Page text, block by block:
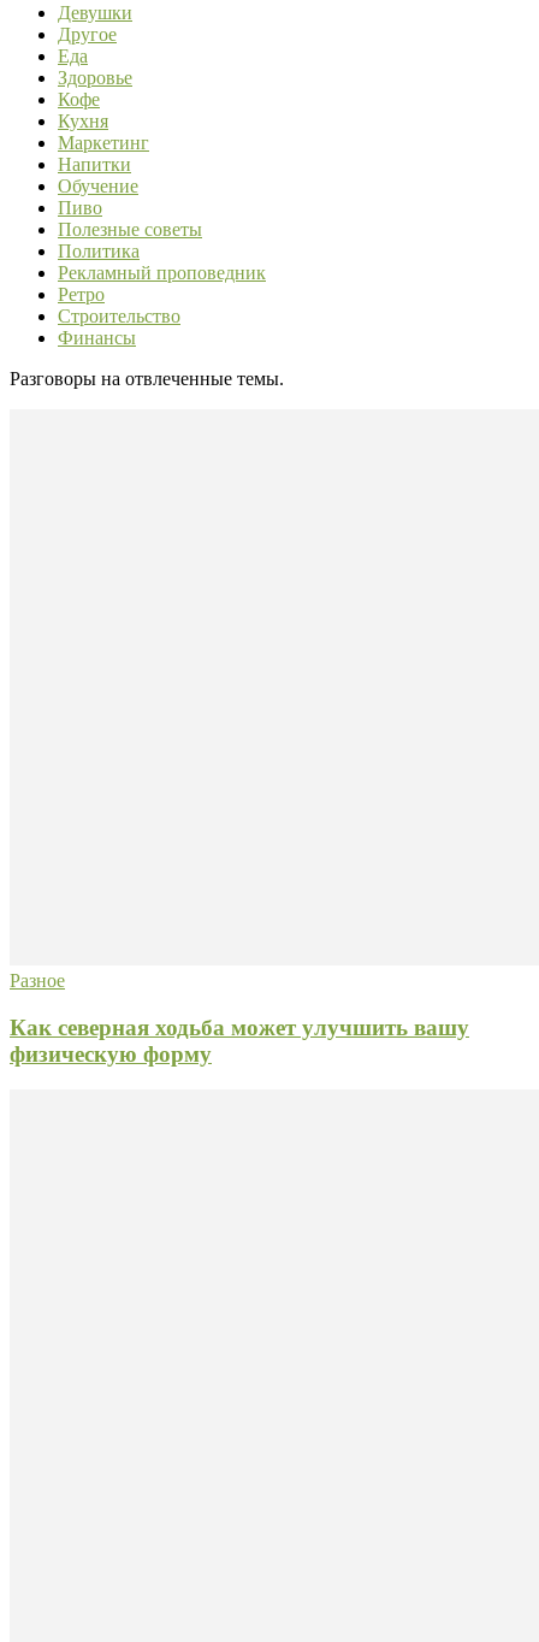
Девушки
Другое
Еда
Здоровье
Кофе
Кухня
Маркетинг
Напитки
Обучение
Пиво
Полезные советы
Политика
Рекламный проповедник
Ретро
Строительство
Финансы
Разговоры на отвлеченные темы.
Разное
Как северная ходьба может улучшить вашу
физическую форму